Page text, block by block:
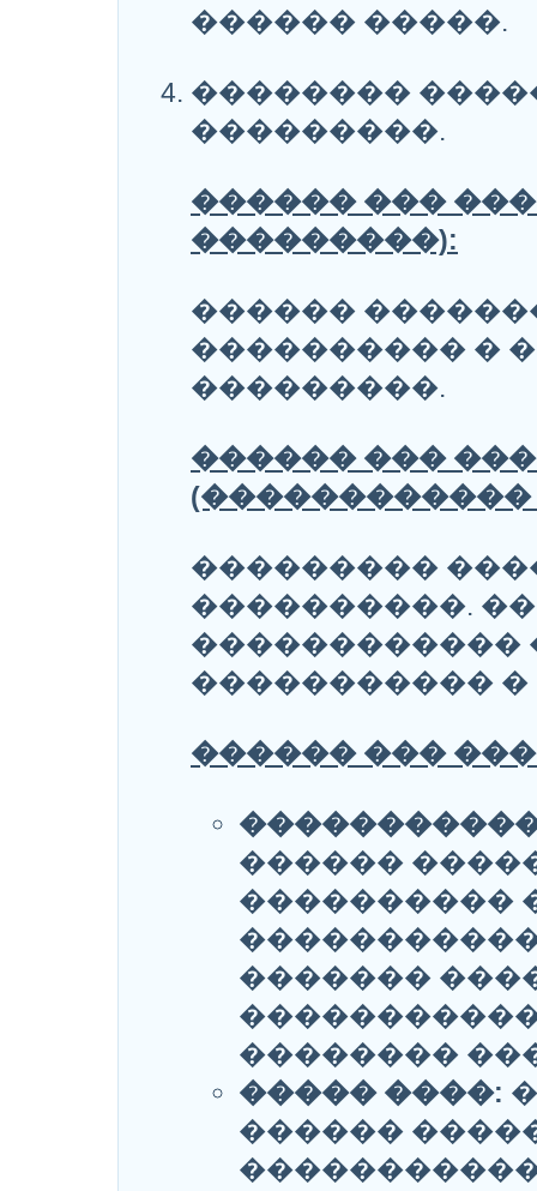
������ �����.
��������
���������.
������ ���
���������):
������
���������� �
���������.
������ ���
���������
����������.
������������
����������� �
������ ���
������
����������
�������
��������
����� ����:
������